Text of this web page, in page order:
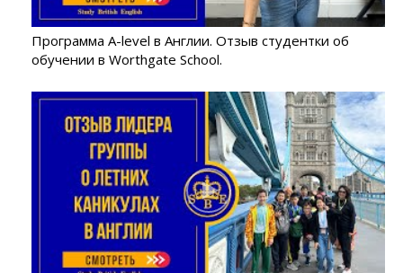
Я хочу, чтобы мне присылали новости и
спецпредложения
Программа A-level в Англии. Отзыв студентки об
обучении в Worthgate School.